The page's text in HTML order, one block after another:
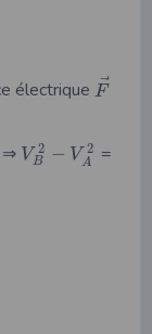
électrique F
⇒ V 2
B − V 2
A =